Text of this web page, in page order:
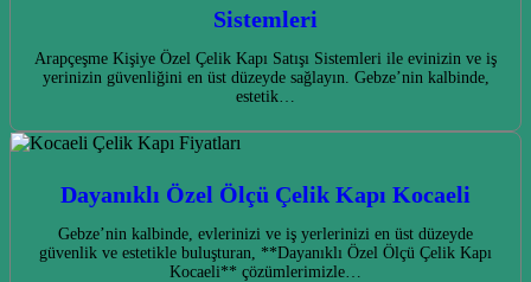
Sistemleri
Arapçeşme Kişiye Özel Çelik Kapı Satışı Sistemleri ile evinizin ve iş
yerinizin güvenliğini en üst düzeyde sağlayın. Gebze’nin kalbinde,
estetik…
Dayanıklı Özel Ölçü Çelik Kapı Kocaeli
Gebze’nin kalbinde, evlerinizi ve iş yerlerinizi en üst düzeyde
güvenlik ve estetikle buluşturan, **Dayanıklı Özel Ölçü Çelik Kapı
Kocaeli** çözümlerimizle…